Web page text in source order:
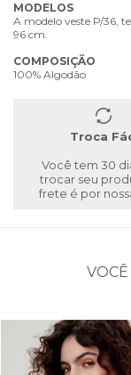
MODELOS
A modelo veste P/36,
96 cm.
COMPOSIÇÃO
100% Algodão
Troca
Você tem 30
trocar seu
frete é por